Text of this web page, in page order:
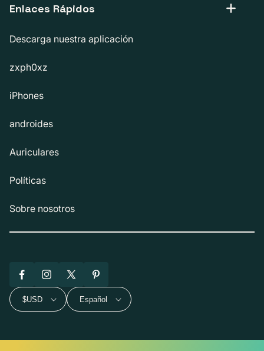
Enlaces Rápidos
Descarga nuestra aplicación
zxph0xz
iPhones
androides
Auriculares
Políticas
Sobre nosotros
FacebookInstagram
X
(Twitter)
Pinterest
$USD Español